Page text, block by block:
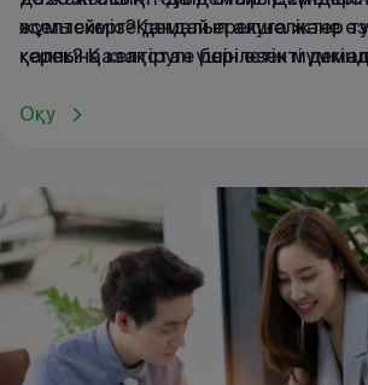
жұмыскерге демалып алуға және өз
қалпына келтіруге берілетін
(өтініштер, бұйрықтар) реттеп,
есептейміз?Қандай ерекшеліктер
керек? Қазақстан үшін өзекті
Оқу